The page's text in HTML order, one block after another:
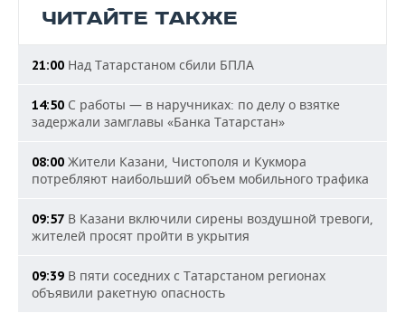
ЧИТАЙТЕ ТАКЖЕ
21:00 Над Татарстаном сбили БПЛА
14:50 С работы — в наручниках: по делу о взятке
задержали замглавы «Банка Татарстан»
08:00 Жители Казани, Чистополя и Кукмора
потребляют наибольший объем мобильного трафика
09:57 В Казани включили сирены воздушной тревоги,
жителей просят пройти в укрытия
09:39 В пяти соседних с Татарстаном регионах
объявили ракетную опасность